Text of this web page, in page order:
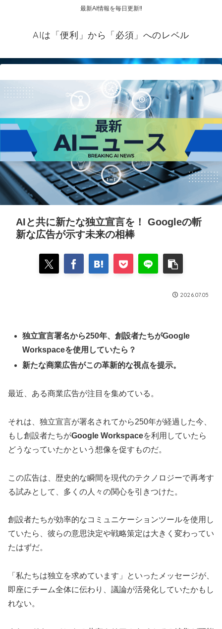
最新AI情報を毎日更新‼
AIは「便利」から「必須」へのレベル
AIと共に新たな独立宣言を！ Googleの斬
新な広告が示す未来の相棒
2026.07.05
独立宣言署名から250年、創設者たちがGoogle
Workspaceを使用していたら？
新たな商業広告がこの革新的な視点を提示。
最近、ある商業広告が注目を集めている。
それは、独立宣言が署名されてから250年が経過した今、
もし創設者たちがGoogle Workspaceを利用していたら
どうなっていたかという想像を促すものだ。
この広告は、歴史的な瞬間を現代のテクノロジーで再考す
る試みとして、多くの人々の関心を引きつけた。
創設者たちが効率的なコミュニケーションツールを使用し
ていたら、彼らの意思決定や戦略策定は大きく変わってい
たはずだ。
「私たちは独立を求めています」といったメッセージが、
即座にチーム全体に伝わり、議論が活発化していたかもし
れない。